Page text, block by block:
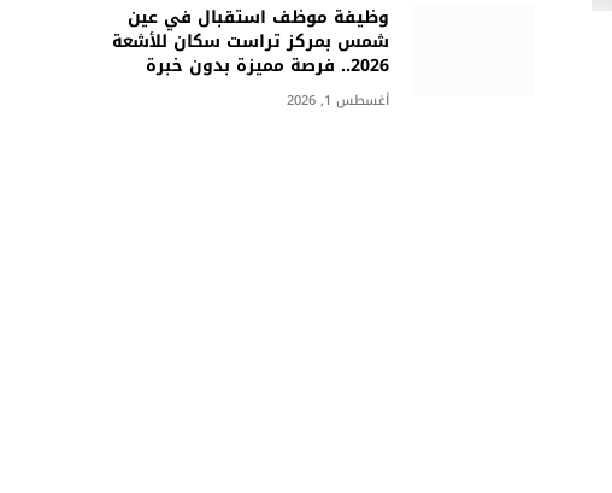
وظيفة موظف استقبال في عين
شمس بمركز تراست سكان للأشعة
2026.. فرصة مميزة بدون خبرة
أغسطس 1, 2026